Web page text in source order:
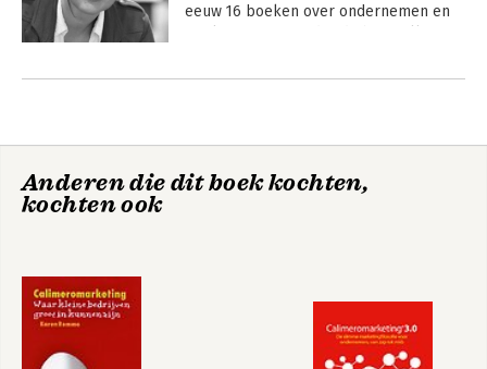
eeuw 16 boeken over ondernemen en
slimme marketing voor ondernemers.
Andere boeken door Karen Romme
1001 stapjes naar
Calimeromarketing
Anderen die dit boek kochten,
kochten ook